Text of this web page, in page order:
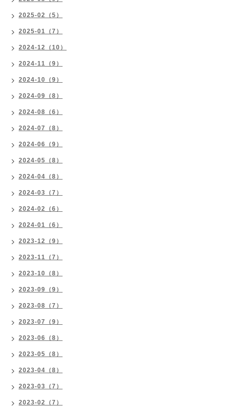
2025-02（5）
2025-01（7）
2024-12（10）
2024-11（9）
2024-10（9）
2024-09（8）
2024-08（6）
2024-07（8）
2024-06（9）
2024-05（8）
2024-04（8）
2024-03（7）
2024-02（6）
2024-01（6）
2023-12（9）
2023-11（7）
2023-10（8）
2023-09（9）
2023-08（7）
2023-07（9）
2023-06（8）
2023-05（8）
2023-04（8）
2023-03（7）
2023-02（7）